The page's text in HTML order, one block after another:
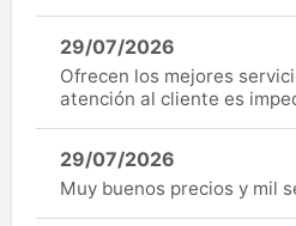
29/07/2026
Ofrecen los mejores
atención al cliente es
29/07/2026
Muy buenos precios y mil